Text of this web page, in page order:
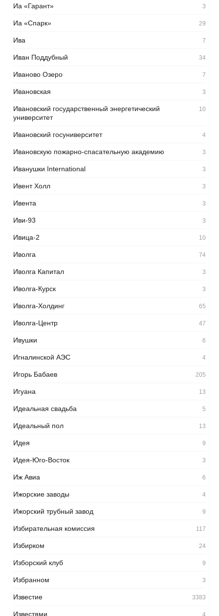
Иа «Гарант» 3
Иа «Спарк» 29
Ива 7
Иван Поддубный 34
Иваново Озеро 7
Ивановская 3
Ивановский государственный энергетический
университет
10
Ивановский госуниверситет 4
Ивановскую пожарно-спасательную академию 3
Иванушки International 3
Ивент Холл 3
Ивента 3
Иви-93 3
Ивица-2 10
Иволга 74
Иволга Капитал 3
Иволга-Курск 3
Иволга-Холдинг 65
Иволга-Центр 47
Ивушки 6
Игналинской АЭС 4
Игорь Бабаев 205
Игуана 13
Идеальная свадьба 5
Идеальный пол 13
Идея 9
Идея-Юго-Восток 3
Иж Авиа 6
Ижорские заводы 4
Ижорский трубный завод 9
Избирательная комиссия 117
Избирком 24
Изборский клуб 9
Избранном 3
Известие 3383
Известями 4